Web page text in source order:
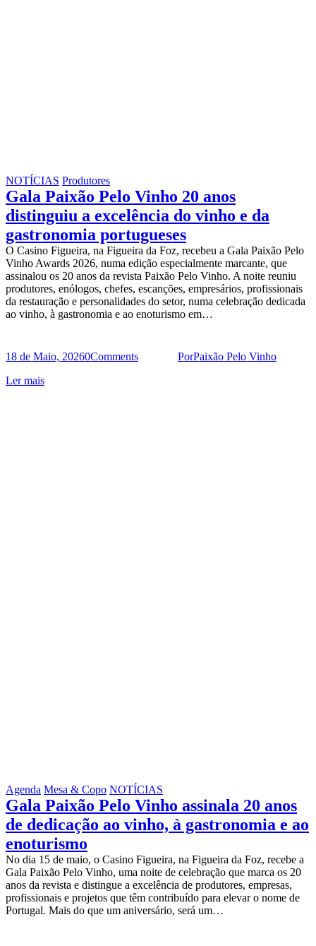
NOTÍCIAS Produtores
Gala Paixão Pelo Vinho 20 anos
distinguiu a excelência do vinho e da
gastronomia portugueses
O Casino Figueira, na Figueira da Foz, recebeu a Gala Paixão Pelo
Vinho Awards 2026, numa edição especialmente marcante, que
assinalou os 20 anos da revista Paixão Pelo Vinho. A noite reuniu
produtores, enólogos, chefes, escanções, empresários, profissionais
da restauração e personalidades do setor, numa celebração dedicada
ao vinho, à gastronomia e ao enoturismo em…
18 de Maio, 20260Comments PorPaixão Pelo Vinho
Ler mais
Agenda Mesa & Copo NOTÍCIAS
Gala Paixão Pelo Vinho assinala 20 anos
de dedicação ao vinho, à gastronomia e ao
enoturismo
No dia 15 de maio, o Casino Figueira, na Figueira da Foz, recebe a
Gala Paixão Pelo Vinho, uma noite de celebração que marca os 20
anos da revista e distingue a excelência de produtores, empresas,
profissionais e projetos que têm contribuído para elevar o nome de
Portugal. Mais do que um aniversário, será um…